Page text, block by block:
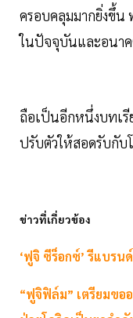
ครอบคลุมมากยิ่งขึ้
ในปัจจุบันและอนา
ถือเป็นอีกหนึ่งบทเรี
ปรับตัวให้สอดรับกั
ข่าวที่เกี่ยวข้อง
‘ฟูจิ ซีร็อกซ์’ รีแบรน
“ฟูจิฟิล์ม” เตรียมขอ